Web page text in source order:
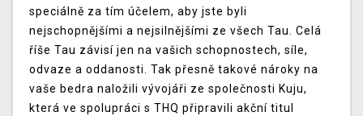
speciálně za tím účelem, aby jste byli
nejschopnějšími a nejsilnějšími ze všech Tau. Celá
říše Tau závisí jen na vašich schopnostech, síle,
odvaze a oddanosti. Tak přesně takové nároky na
vaše bedra naložili vývojáři ze společnosti Kuju,
která ve spolupráci s THQ připravili akční titul